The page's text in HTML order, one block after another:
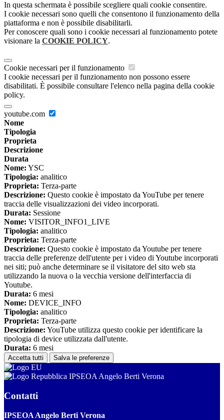
In questa schermata è possibile scegliere quali cookie consentire.
I cookie necessari sono quelli che consentono il funzionamento della
piattaforma e non è possibile disabilitarli.
Per conoscere quali sono i cookie necessari al funzionamento potete
visionare la COOKIE POLICY.
Cookie necessari per il funzionamento
I cookie necessari per il funzionamento non possono essere
disabilitati. È possibile consultare l'elenco nella pagina della cookie
policy.
youtube.com
Nome
Tipologia
Proprieta
Descrizione
Durata
Nome: YSC
Tipologia: analitico
Proprieta: Terza-parte
Descrizione: Questo cookie è impostato da YouTube per tenere
traccia delle visualizzazioni dei video incorporati.
Durata: Sessione
Nome: VISITOR_INFO1_LIVE
Tipologia: analitico
Proprieta: Terza-parte
Descrizione: Questo cookie è impostato da Youtube per tenere
traccia delle preferenze dell'utente per i video di Youtube incorporati
nei siti; può anche determinare se il visitatore del sito web sta
utilizzando la nuova o la vecchia versione dell'interfaccia di
Youtube.
Durata: 6 mesi
Nome: DEVICE_INFO
Tipologia: analitico
Proprieta: Terza-parte
Descrizione: YouTube utilizza questo cookie per identificare la
tipologia di device utilizzata dall'utente.
Durata: 6 mesi
Accetta tutti Salva le preferenze
IPSEOA Angelo Berti Verona
Contatti
IPSEOA Angelo Berti Verona